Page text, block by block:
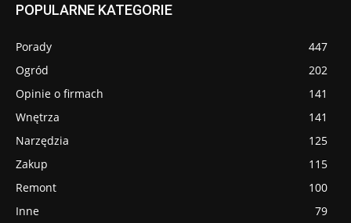
POPULARNE KATEGORIE
Porady
447
Ogród
202
Opinie o firmach
141
Wnętrza
141
Narzędzia
125
Zakup
115
Remont
100
Inne
79